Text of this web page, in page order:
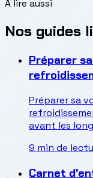
À lire aussi
Nos guides
Préparer
Préparer sa
avant les
9 min de
Carnet